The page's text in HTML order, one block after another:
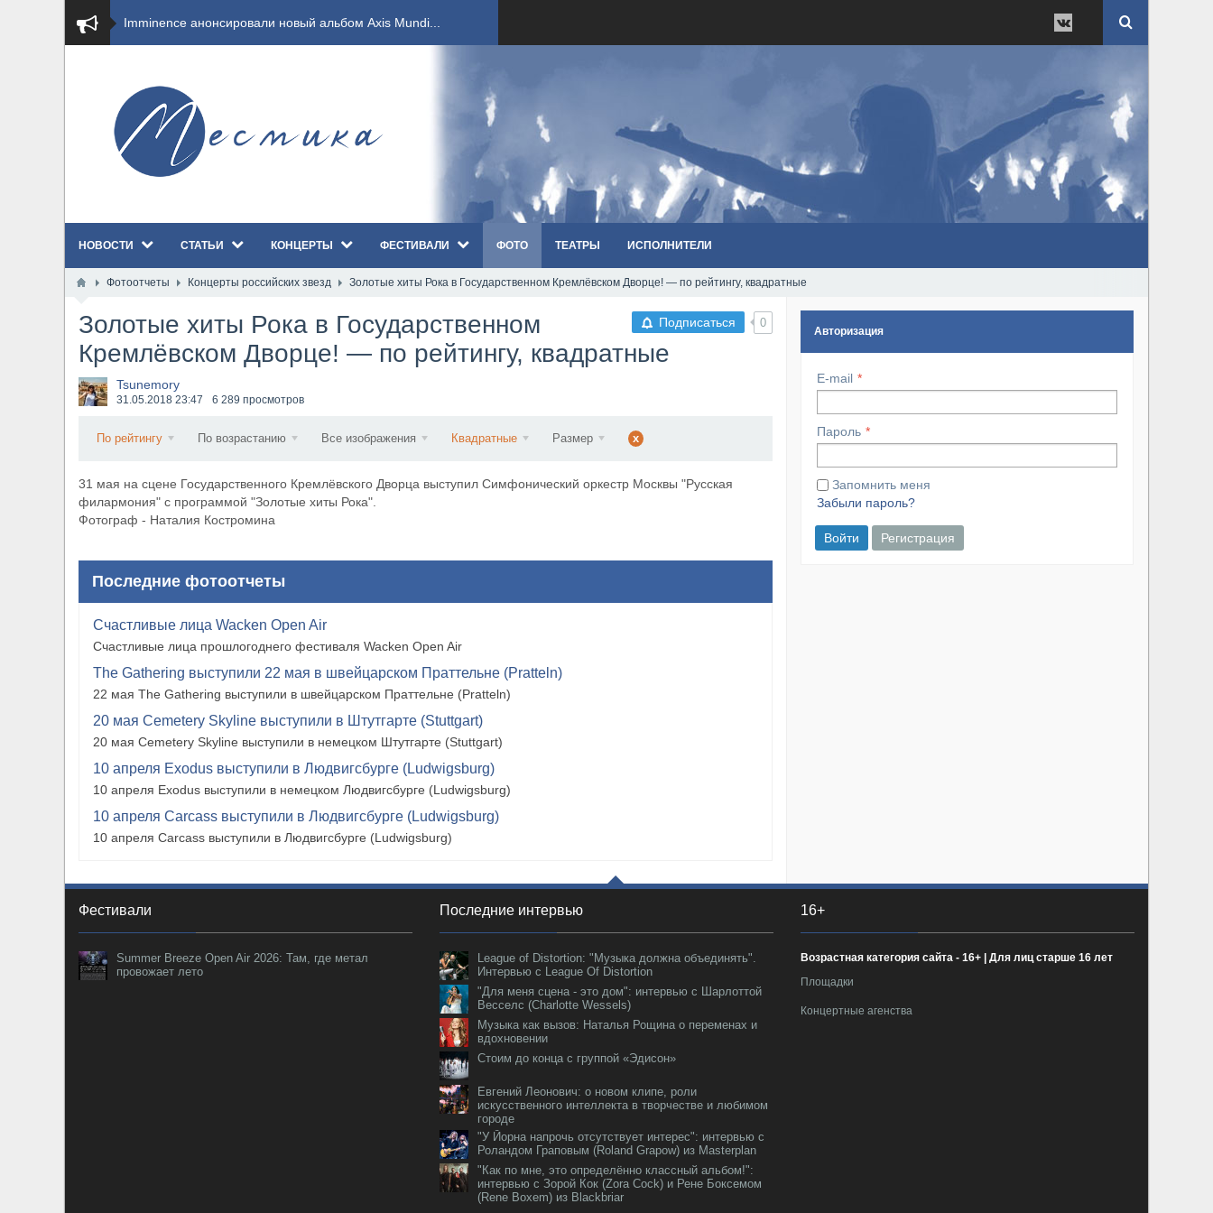
​Imminence анонсировали новый альбом Axis Mundi...
GHOST возвращаются на большие экраны с новым ко...
​Summer Breeze Open Air 2026 полностью переходи...
ANTHRAX представили новый сингл и видеоклип «Th...
XANDRIA представили новый сингл под названием «...
Wacken Open Air 2026 объявили последние одиннад...
НОВОСТИ СТАТЬИ КОНЦЕРТЫ ФЕСТИВАЛИ ФОТО ТЕАТРЫ ИСПОЛНИТЕЛИ
Фотоотчеты Концерты российских звезд Золотые хиты Рока в Государственном Кремлёвском Дворце! — по рейтингу, квадратные
Подписаться 0
Золотые хиты Рока в Государственном
Кремлёвском Дворце! — по рейтингу, квадратные
Tsunemory
31.05.2018 23:47 6 289 просмотров
По рейтингу По возрастанию Все изображения Квадратные Размер x
31 мая на сцене Государственного Кремлёвского Дворца выступил Симфонический оркестр Москвы "Русская
филармония" с программой "Золотые хиты Рока".
Фотограф - Наталия Костромина
Последние фотоотчеты
Счастливые лица Wacken Open Air
Счастливые лица прошлогоднего фестиваля Wacken Open Air
The Gathering выступили 22 мая в швейцарском Праттельне (Pratteln)
22 мая The Gathering выступили в швейцарском Праттельне (Pratteln)
20 мая Cemetery Skyline выступили в Штутгарте (Stuttgart)
20 мая Cemetery Skyline выступили в немецком Штутгарте (Stuttgart)
10 апреля Exodus выступили в Людвигсбурге (Ludwigsburg)
10 апреля Exodus выступили в немецком Людвигсбурге (Ludwigsburg)
10 апреля Carcass выступили в Людвигсбурге (Ludwigsburg)
10 апреля Carcass выступили в Людвигсбурге (Ludwigsburg)
Авторизация
E-mail
Пароль
Запомнить меня
Забыли пароль?
Войти Регистрация
Фестивали
Summer Breeze Open Air 2026: Там, где метал
провожает лето
Последние интервью
League of Distortion: "Музыка должна объединять".
Интервью с League Of Distortion
"Для меня сцена - это дом": интервью с Шарлоттой
Весселс (Charlotte Wessels)
Музыка как вызов: Наталья Рощина о переменах и
вдохновении
Стоим до конца с группой «Эдисон»
Евгений Леонович: о новом клипе, роли
искусственного интеллекта в творчестве и любимом
городе
"У Йорна напрочь отсутствует интерес": интервью с
Роландом Граповым (Roland Grapow) из Masterplan
"Как по мне, это определённо классный альбом!":
интервью с Зорой Кок (Zora Cock) и Рене Боксемом
(Rene Boxem) из Blackbriar
16+
Возрастная категория сайта - 16+ | Для лиц старше 16 лет
Площадки
Концертные агенства